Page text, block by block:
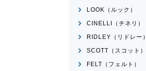
LOOK（ルック）
CINELLI（チネリ）
RIDLEY（リドレー）
SCOTT（スコット）
FELT（フェルト）